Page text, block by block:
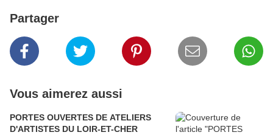
Partager
Vous aimerez aussi
PORTES OUVERTES DE ATELIERS
D'ARTISTES DU LOIR-ET-CHER